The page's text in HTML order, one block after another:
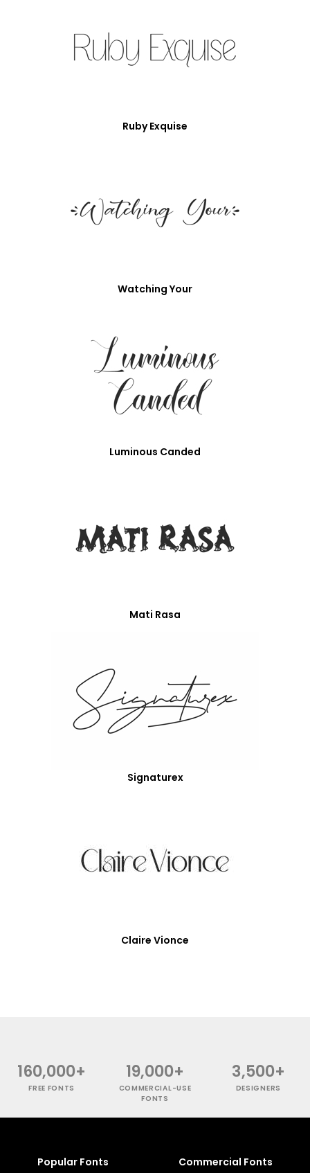
Ruby Exquise
Watching Your
Luminous Canded
Mati Rasa
Signaturex
Claire Vionce
160,000+
FREE FONTS
19,000+
COMMERCIAL-USE
FONTS
3,500+
DESIGNERS
Popular Fonts Commercial Fonts